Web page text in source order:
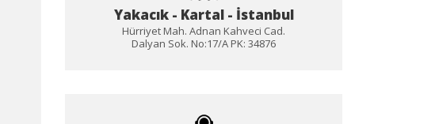
Yakacık - Kartal - İstanbul
Hürriyet Mah. Adnan Kahveci Cad.
Dalyan Sok. No:17/A PK: 34876